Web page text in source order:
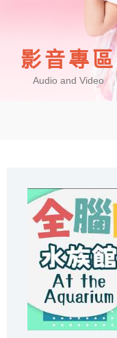
影音專區
Audio and Video